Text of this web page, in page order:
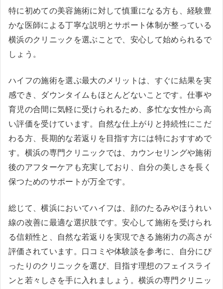
特に初めての美容施術に対して慎重になる方も、経験豊
かな医師による丁寧な説明とサポート体制が整っている
横浜のクリニックを選ぶことで、安心して始められるで
しょう。
ハイフの施術を選ぶ最大のメリットは、すぐに結果を実
感でき、ダウンタイムもほとんどないことです。仕事や
育児の合間に気軽に受けられるため、多忙な女性から高
い評価を受けています。自然な仕上がりと持続性にこだ
わる方、長期的な若返りを目指す方には特におすすめで
す。横浜の専門クリニックでは、カウンセリングや施術
後のアフターケアも充実しており、自分の美しさを長く
保つためのサポートが万全です。
総じて、横浜においてハイフは、顔のたるみやほうれい
線の改善に最適な選択肢です。安心して施術を受けられ
る信頼性と、自然な若返りを実現できる施術力の高さが
評価されています。口コミや体験談を参考に、自分にぴ
ったりのクリニックを選び、目指す理想のフェイスライ
ンと若々しさを手に入れましょう。横浜の専門クリニッ